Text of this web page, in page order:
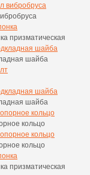
призматическая
шайба
шайба
кольцо
кольцо
призматическая